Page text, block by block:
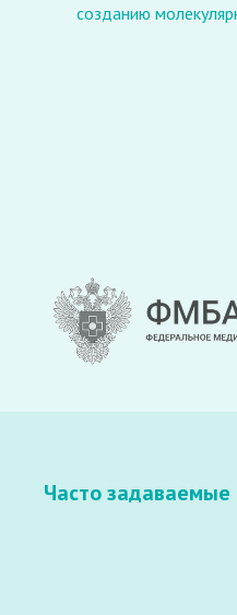
созданию
Часто задаваемые